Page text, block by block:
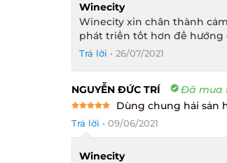
Winecity
Winecity xin chân thành
phát triển tốt hơn để hướng
Trả lời • 26/07/2021
NGUYỄN ĐỨC TRÍ Đã mua
out of 5
Dùng chung hải sản
Trả lời • 09/06/2021
Winecity